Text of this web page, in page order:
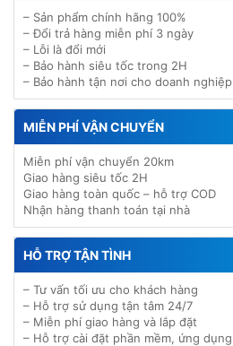
– Sản phẩm chính hãng 100%
– Đổi trả hàng miễn phí 3 ngày
– Lỗi là đổi mới
– Bảo hành siêu tốc trong 2H
– Bảo hành tận nơi cho doanh nghiệp
MIỄN PHÍ VẬN CHUYỂN
Miễn phí vận chuyển 20km
Giao hàng siêu tốc 2H
Giao hàng toàn quốc – hỗ trợ COD
Nhận hàng thanh toán tại nhà
HỖ TRỢ TẬN TÌNH
– Tư vấn tối ưu cho khách hàng
– Hỗ trợ sử dụng tận tâm 24/7
– Miễn phí giao hàng và lắp đặt
– Hỗ trợ cài đặt phần mềm, ứng dụng